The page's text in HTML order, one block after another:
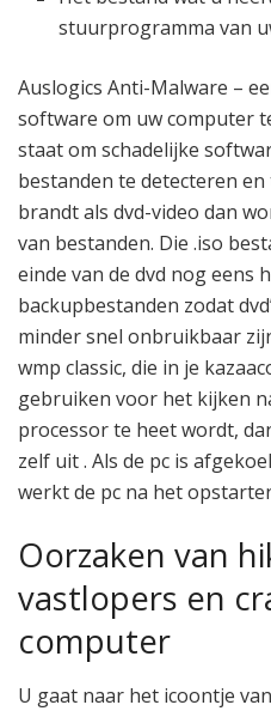
stuurprogramma van
Auslogics Anti-Malware –
software om uw computer
staat om schadelijke
bestanden te detecteren
brandt als dvd-video dan
van bestanden. Die .iso
einde van de dvd nog eens
backupbestanden zodat
minder snel onbruikbaar
wmp classic, die in je
gebruiken voor het kijken
processor te heet wordt,
zelf uit . Als de pc is
werkt de pc na het
Oorzaken van
vastlopers en
computer
U gaat naar het icoontje